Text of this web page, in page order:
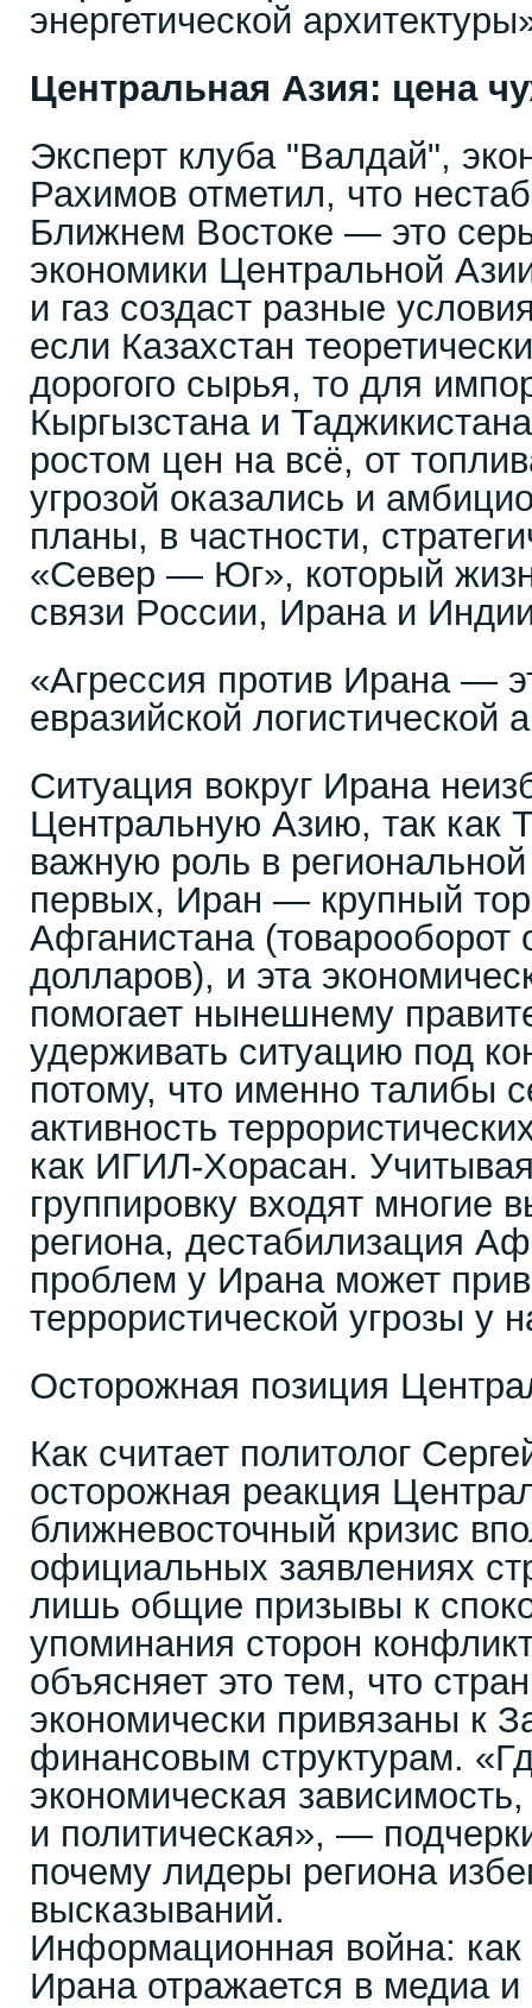
энергетической
Центральная Азия: цена
Эксперт клуба "Валдай",
Рахимов отметил, что
Ближнем Востоке — это
экономики Центральной
и газ создаст разные
если Казахстан
дорогого сырья, то для
Кыргызстана и
ростом цен на всё, от
угрозой оказались и
планы, в частности,
«Север — Юг», который
связи России, Ирана и
«Агрессия против Ирана —
евразийской логистической
Ситуация вокруг Ирана
Центральную Азию, так как
важную роль в
первых, Иран — крупный
Афганистана (товарооборот
долларов), и эта
помогает нынешнему
удерживать ситуацию под
потому, что именно талибы
активность
как ИГИЛ-Хорасан.
группировку входят многие
региона, дестабилизация
проблем у Ирана может
террористической угрозы у
Осторожная позиция
Как считает политолог
осторожная реакция
ближневосточный кризис
официальных заявлениях
лишь общие призывы к
упоминания сторон
объясняет это тем, что
экономически привязаны к
финансовым структурам.
экономическая
и политическая», —
почему лидеры региона
высказываний.
Информационная война: как
Ирана отражается в медиа и